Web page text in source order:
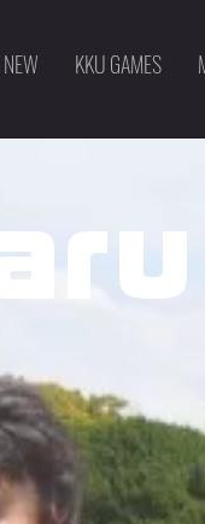
KKU GAMES